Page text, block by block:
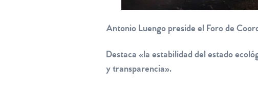
Antonio Luengo preside el Foro de
Destaca «la estabilidad del estado
y transparencia».